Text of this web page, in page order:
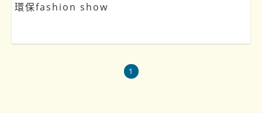
環保fashion show
1